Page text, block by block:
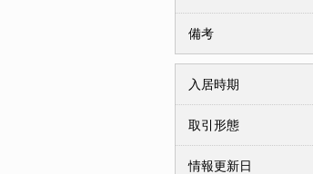
備考
入居時期
取引形態
情報更新日